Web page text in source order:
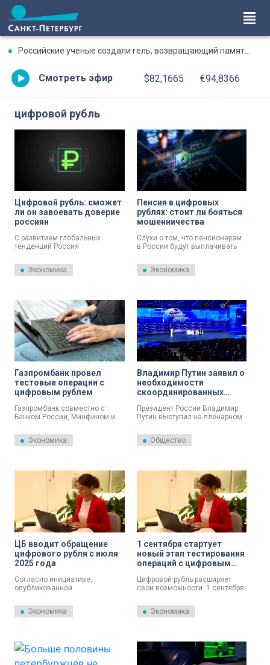
Российские ученые создали гель, возвращающий память после травмы
Смотреть эфир $82,1665 €94,8366
цифровой рубль
Цифровой рубль: сможет
ли он завоевать доверие
россиян
С развитием глобальных
тенденций Россия
внедрения Цифрового рубля. О
том, как может измениться
Экономика
Пенсия в цифровых
рублях: стоит ли бояться
мошенничества
Слухи о том, что пенсионерам
в России будут выплачивать
создают несколько проблем и
воспринимаются
экономист Максим Чирков.
Экономика
Газпромбанк провел
тестовые операции с
цифровым рублем
Газпромбанк совместно с
Банком России, Минфином и
провел первые тестовые
операции с цифровым рублем.
Экономика
Владимир Путин заявил о
необходимости
скоординированных
правительства по борьбе
с инфляцией
Президент России Владимир
Путин выступил на пленарном
«Россия зовет!».
Общество
ЦБ вводит обращение
цифрового рубля с июля
2025 года
Согласно инициативе,
опубликованной
Центробанком, уже с 1 июля
следующего года крупные
банки будут обязаны
и делать переводы.
Экономика
1 сентября стартует
новый этап тестирования
операций с цифровым
Цифровой рубль расширяет
свои возможности. 1 сентября
тестирования операций с
цифровым рублём — удобным
Экономика